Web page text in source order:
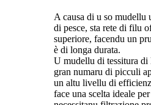
A causa di u so mudellu
di pesce, sta rete di filu
superiore, facendu un
è di longa durata.
U mudellu di tessitura di
gran numaru di picculi
un altu livellu di
face una scelta ideale